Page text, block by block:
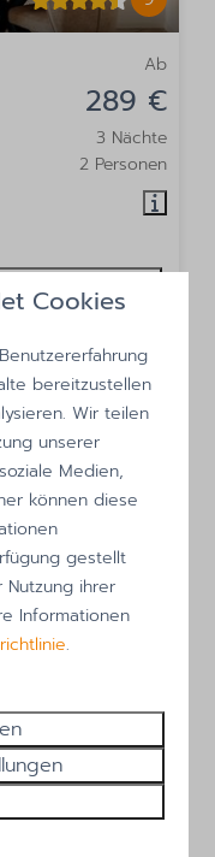
Ab
289 €
3 Nächte
2 Personen
Ansehen
3 Nächte
2 Personen
Cookies
bereitzustellen
Wir teilen
unserer
Medien,
können diese
gestellt
ihrer
Informationen
.